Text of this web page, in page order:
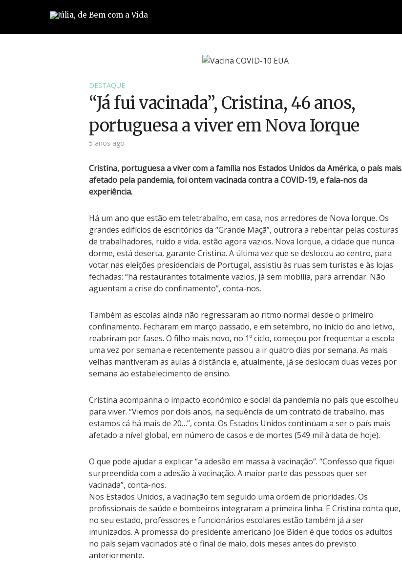
DESTAQUE
“Já fui vacinada”, Cristina, 46 anos,
portuguesa a viver em Nova Iorque
5 anos ago
Cristina, portuguesa a viver com a família nos Estados Unidos da América, o país mais
afetado pela pandemia, foi ontem vacinada contra a COVID-19, e fala-nos da
experiência.
Há um ano que estão em teletrabalho, em casa, nos arredores de Nova Iorque. Os
grandes edifícios de escritórios da “Grande Maçã”, outrora a rebentar pelas costuras
de trabalhadores, ruído e vida, estão agora vazios. Nova Iorque, a cidade que nunca
dorme, está deserta, garante Cristina. A última vez que se deslocou ao centro, para
votar nas eleições presidenciais de Portugal, assistiu às ruas sem turistas e às lojas
fechadas: “há restaurantes totalmente vazios, já sem mobília, para arrendar. Não
aguentam a crise do confinamento”, conta-nos.
Também as escolas ainda não regressaram ao ritmo normal desde o primeiro
confinamento. Fecharam em março passado, e em setembro, no início do ano letivo,
reabriram por fases. O filho mais novo, no 1º ciclo, começou por frequentar a escola
uma vez por semana e recentemente passou a ir quatro dias por semana. As mais
velhas mantiveram as aulas à distância e, atualmente, já se deslocam duas vezes por
semana ao estabelecimento de ensino.
Cristina acompanha o impacto económico e social da pandemia no país que escolheu
para viver. “Viemos por dois anos, na sequência de um contrato de trabalho, mas
estamos cá há mais de 20…”, conta. Os Estados Unidos continuam a ser o país mais
afetado a nível global, em número de casos e de mortes (549 mil à data de hoje).
O que pode ajudar a explicar “a adesão em massa à vacinação”. “Confesso que fiquei
surpreendida com a adesão à vacinação. A maior parte das pessoas quer ser
vacinada”, conta-nos.
Nos Estados Unidos, a vacinação tem seguido uma ordem de prioridades. Os
profissionais de saúde e bombeiros integraram a primeira linha. E Cristina conta que,
no seu estado, professores e funcionários escolares estão também já a ser
imunizados. A promessa do presidente americano Joe Biden é que todos os adultos
no país sejam vacinados até o final de maio, dois meses antes do previsto
anteriormente.